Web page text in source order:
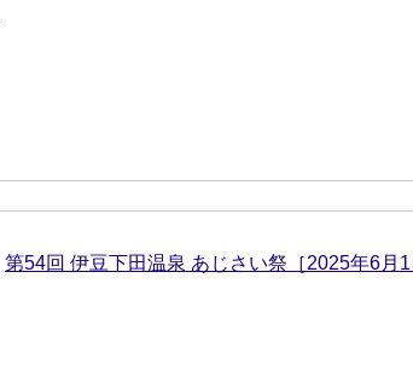
第54回 伊豆下田温泉 あじさい祭［2025年6月1